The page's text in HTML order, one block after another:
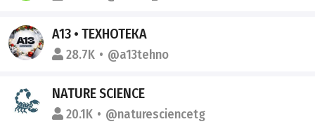
A13 • ТЕХНОТЕКА
28.7K @a13tehno
NATURE SCIENCE
20.1K @naturesciencetg